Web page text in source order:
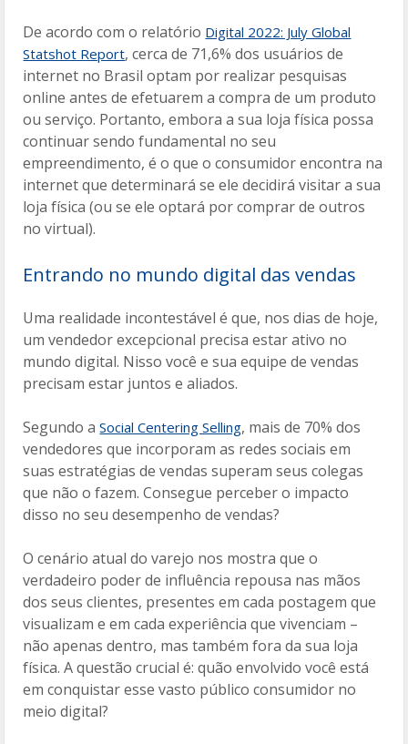
De acordo com o relatório Digital 2022: July Global
Statshot Report, cerca de 71,6% dos usuários de
internet no Brasil optam por realizar pesquisas
online antes de efetuarem a compra de um produto
ou serviço. Portanto, embora a sua loja física possa
continuar sendo fundamental no seu
empreendimento, é o que o consumidor encontra na
internet que determinará se ele decidirá visitar a sua
loja física (ou se ele optará por comprar de outros
no virtual).
Entrando no mundo digital das vendas
Uma realidade incontestável é que, nos dias de hoje,
um vendedor excepcional precisa estar ativo no
mundo digital. Nisso você e sua equipe de vendas
precisam estar juntos e aliados.
Segundo aSocial Centering Selling, mais de 70% dos
vendedores que incorporam as redes sociais em
suas estratégias de vendas superam seus colegas
que não o fazem. Consegue perceber o impacto
disso no seu desempenho de vendas?
O cenário atual do varejo nos mostra que o
verdadeiro poder de influência repousa nas mãos
dos seus clientes, presentes em cada postagem que
visualizam e em cada experiência que vivenciam –
não apenas dentro, mas também fora da sua loja
física. A questão crucial é: quão envolvido você está
em conquistar esse vasto público consumidor no
meio digital?